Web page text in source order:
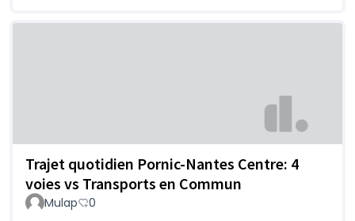
Trajet quotidien Pornic-Nantes Centre: 4
voies vs Transports en Commun
Mulap 0